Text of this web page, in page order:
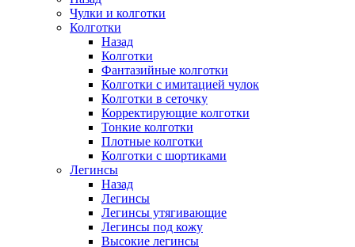
Чулки и колготки
Колготки
Назад
Колготки
Фантазийные колготки
Колготки с имитацией чулок
Колготки в сеточку
Корректирующие колготки
Тонкие колготки
Плотные колготки
Колготки с шортиками
Легинсы
Назад
Легинсы
Легинсы утягивающие
Легинсы под кожу
Высокие легинсы